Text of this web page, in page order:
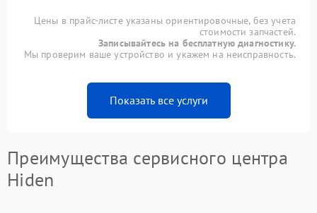
Цены в прайс-листе указаны ориентировочные, без учета
стоимости запчастей.
Записывайтесь на бесплатную диагностику.
Мы проверим ваше устройство и укажем на неисправность.
Показать все услуги
Преимущества сервисного центра
Hiden